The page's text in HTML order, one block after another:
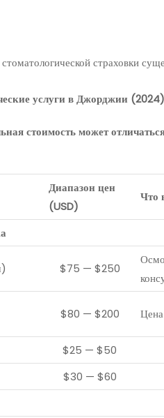
страховки
услуги в Джорджии (2024)
стоимость может
Диапазон цен
(USD)
Что
$75 — $250
$80 — $200
$25 — $50
$30 — $60